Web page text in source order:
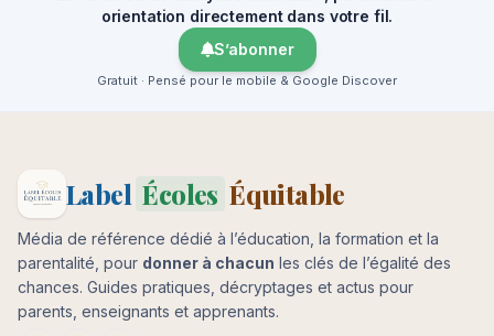
orientation directement dans votre fil.
S’abonner
Gratuit · Pensé pour le mobile & Google Discover
Label Écoles Équitable
Média de référence dédié à l’éducation, la formation et la
parentalité, pour donner à chacun les clés de l’égalité des
chances. Guides pratiques, décryptages et actus pour
parents, enseignants et apprenants.